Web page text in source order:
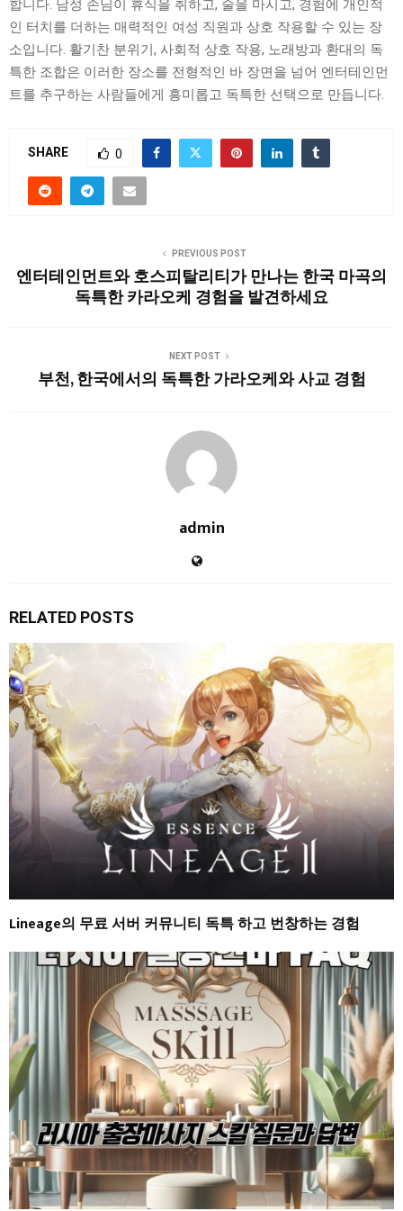
합니다. 남성 손님이 휴식을 취하고, 술을 마시고, 경험에 개인적
인 터치를 더하는 매력적인 여성 직원과 상호 작용할 수 있는 장
소입니다. 활기찬 분위기, 사회적 상호 작용, 노래방과 환대의 독
특한 조합은 이러한 장소를 전형적인 바 장면을 넘어 엔터테인먼
트를 추구하는 사람들에게 흥미롭고 독특한 선택으로 만듭니다.
SHARE 0
PREVIOUS POST
엔터테인먼트와 호스피탈리티가 만나는 한국 마곡의
독특한 카라오케 경험을 발견하세요
NEXT POST
부천, 한국에서의 독특한 가라오케와 사교 경험
admin
RELATED POSTS
Lineage의 무료 서버 커뮤니티 독특 하고 번창하는 경험